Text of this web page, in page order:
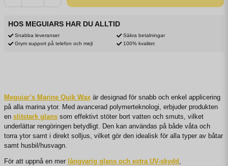
HOS MEGUIARS HAR DU ALLTID
Snabba leveranser
Grym support på telefon och mejl
Säkra betalningar
100% kvalitet
Meguiar’s Marine Quik Wax är designad för snabb och enkel applicering
på alla marina ytor. Med avancerad polymerteknologi, erbjuder produkten
en slitstark glans som effektivt stöter bort vatten och smuts, vilket
underlättar rengöringen betydligt. Den kan användas på både våta och
torra ytor samt i direkt solljus, vilket gör den idealisk för alla typer av båtar
samt husbil/husvagn.
För att uppnå en mer långvarig glans och extra UV-skydd ,